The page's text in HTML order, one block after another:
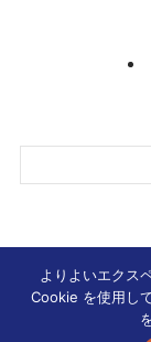
コラムニスト
よりよいエクス
Cookie を使用し